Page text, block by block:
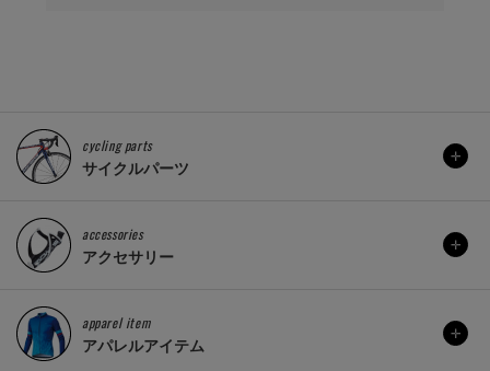
cycling parts
サイクルパーツ
accessories
アクセサリー
apparel item
アパレルアイテム